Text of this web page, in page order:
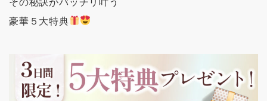
豪華５大特典